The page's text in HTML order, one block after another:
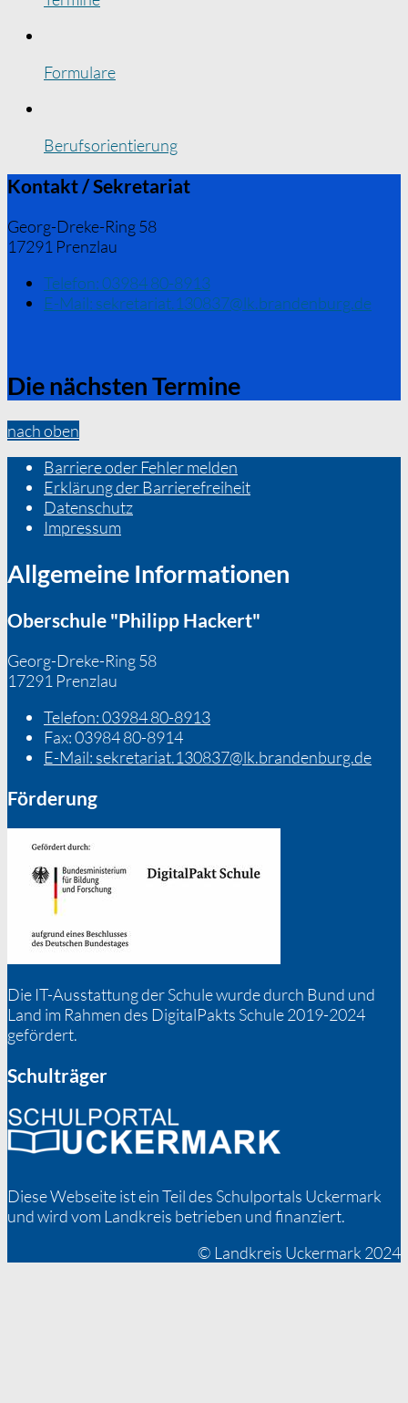
Formulare
Berufsorientierung
Kontakt / Sekretariat
Georg-Dreke-Ring 58
17291 Prenzlau
Telefon:03984 80-8913
E-Mail: sekretariat.130837@lk.brandenburg.de
Die nächsten Termine
nach oben
Barriere oder Fehler melden
Erklärung der Barrierefreiheit
Datenschutz
Impressum
Allgemeine Informationen
Oberschule "Philipp Hackert"
Georg-Dreke-Ring 58
17291 Prenzlau
Telefon:03984 80-8913
Fax:03984 80-8914
E-Mail: sekretariat.130837@lk.brandenburg.de
Förderung
Die IT-Ausstattung der Schule wurde durch Bund und
Land im Rahmen des DigitalPakts Schule 2019-2024
gefördert.
Schulträger
Diese Webseite ist ein Teil des Schulportals Uckermark
und wird vom Landkreis betrieben und finanziert.
© Landkreis Uckermark 2024